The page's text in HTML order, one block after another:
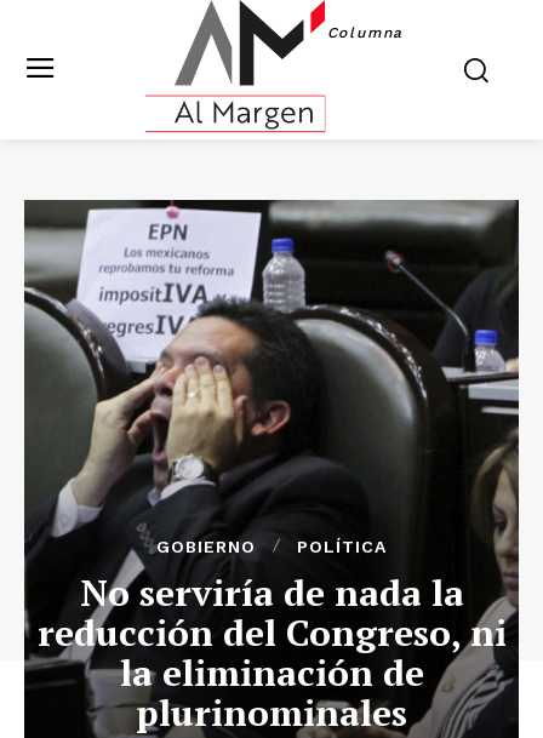
Columna
GOBIERNO POLÍTICA
No serviría de nada la
reducción del Congreso, ni
la eliminación de
plurinominales